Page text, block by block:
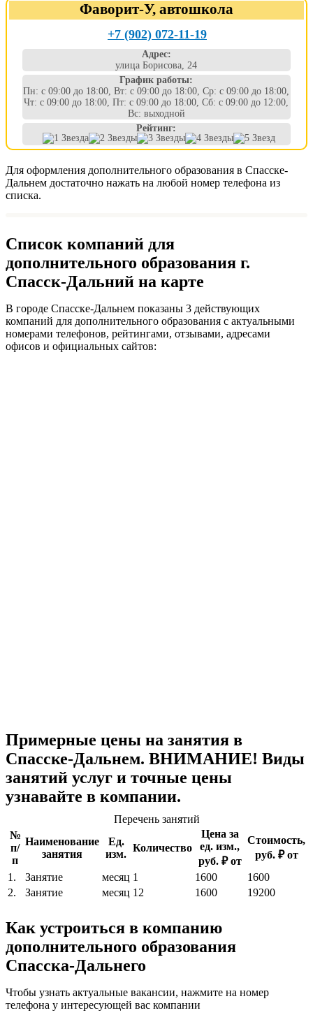
Фаворит-У, автошкола
+7 (902) 072-11-19
Адрес:
улица Борисова, 24
График работы:
Пн: с 09:00 до 18:00, Вт: с 09:00 до 18:00, Ср: с 09:00 до 18:00,
Чт: с 09:00 до 18:00, Пт: с 09:00 до 18:00, Сб: с 09:00 до 12:00,
Вс: выходной
Рейтинг:
Для оформления дополнительного образования в Спасске-
Дальнем достаточно нажать на любой номер телефона из
списка.
Список компаний для
дополнительного образования г.
Спасск-Дальний на карте
В городе Спасске-Дальнем показаны 3 действующих
компаний для дополнительного образования с актуальными
номерами телефонов, рейтингами, отзывами, адресами
офисов и официальных сайтов:
Примерные цены на занятия в
Спасске-Дальнем. ВНИМАНИЕ! Виды
занятий услуг и точные цены
узнавайте в компании.
Перечень занятий
№
п/
п
Наименование
занятия
Ед.
изм.
Количество
Цена за
ед. изм.,
руб. ₽ от
Стоимость,
руб. ₽ от
1.
Занятие месяц 1 1600
1600
2.
Занятие месяц 12 1600 19200
Как устроиться в компанию
дополнительного образования
Спасска-Дальнего
Чтобы узнать актуальные вакансии, нажмите на номер
телефона у интересующей вас компании